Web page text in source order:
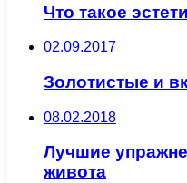
Что такое
02.09.2017
Золотистые и
08.02.2018
Лучшие
живота